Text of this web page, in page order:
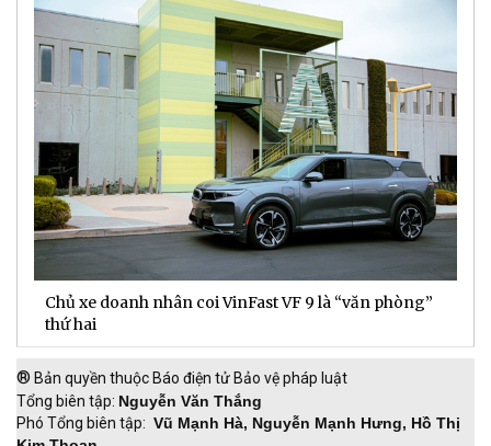
Chủ xe doanh nhân coi VinFast VF 9 là “văn phòng”
thứ hai
® Bản quyền thuộc Báo điện tử Bảo vệ pháp luật
Tổng biên tập: Nguyễn Văn Thắng
Phó Tổng biên tập: Vũ Mạnh Hà, Nguyễn Mạnh Hưng, Hồ Thị